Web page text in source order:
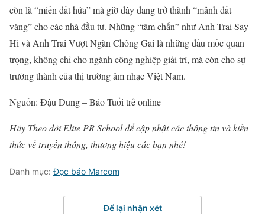
còn là “miền đất hứa” mà giờ đây đang trở thành “mảnh đất
vàng” cho các nhà đầu tư. Những “tâm chấn” như Anh Trai Say
Hi và Anh Trai Vượt Ngàn Chông Gai là những dấu mốc quan
trọng, không chỉ cho ngành công nghiệp giải trí, mà còn cho sự
trưởng thành của thị trường âm nhạc Việt Nam.
Nguồn: Đậu Dung – Báo Tuổi trẻ online
Hãy Theo dõi Elite PR School để cập nhật các thông tin và kiến
thức về truyền thông, thương hiệu các bạn nhé!
Danh mục:Đọc báo Marcom
Để lại nhận xét